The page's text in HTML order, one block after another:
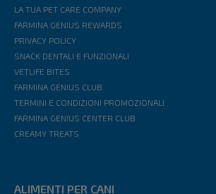
LA TUA PET CARE COMPANY
FARMINA GENIUS REWARDS
PRIVACY POLICY
SNACK DENTALI E FUNZIONALI
VETLIFE BITES
FARMINA GENIUS CLUB
TERMINI E CONDIZIONI PROMOZIONALI
FARMINA GENIUS CENTER CLUB
CREAMY TREATS
ALIMENTI PER CANI